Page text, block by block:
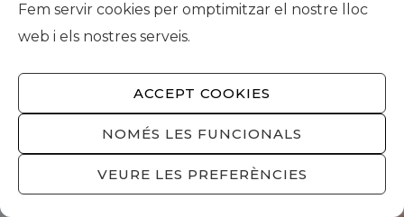
Fem servir cookies per omptimitzar el nostre lloc
web i els nostres serveis.
ACCEPT COOKIES
NOMÉS LES FUNCIONALS
VEURE LES PREFERÈNCIES
VOLS REBRE NOTÍCIES?
selecciona les temàtiques sobre les que